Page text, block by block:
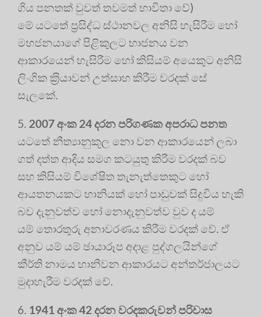
ගිය පනතක් වුවත් තවමත් භාවිතා වේ)
මේ යටතේ ප‍්‍රසිද්ධ ස්ථානවල අනිසි හැසිරීම හෝ
මහජනයාගේ පිළිකුලට භාජනය වන
ආකාරයෙන් හැසිරීම හෝ කිසියම් අයෙකුට අනිසි
ලිංගික ක‍්‍රියාවන් උත්සාහ කිරීම වරදක් සේ
සැලකේ.
5. 2007 අංක 24 දරන පරිගණක අපරාධ පනත
යටතේ නීත්‍යානුකූල නො වන ආකාරයෙන් ලබා
ගත් දත්ත ආදිය සමග කටයුතු කිරීම වරදක් බව
සහ කිසියම් විශේෂිත තැනැත්තෙකුට හෝ
ආයතනයකට හානියක් හෝ පාඩුවක් සිදුවිය හැකි
බව දැනුවත්ව හෝ නොදැනුවත්ව වුව ද යම්
යම් තොරතුරු අනාවරණය කිරීම වරදක් වේ. ඒ
අනුව යම් යම් ඡායාරූප අදාළ පුද්ගලයින්ගේ
කීර්ති නාමය හානිවන ආකාරයට අන්තර්ජාලයට
මුදාහැරීම වරදක් වේ.
6. 1941 අංක 42 දරන වරදකරුවන් පරිවාස